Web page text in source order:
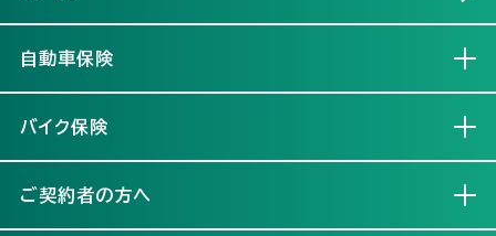
自動車保険
バイク保険
ご契約者の方へ